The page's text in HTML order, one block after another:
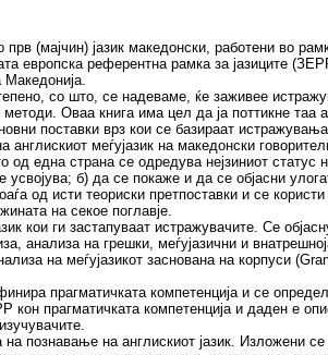
(мајчин) јазик македонски, работени во
европска референтна рамка за јазиците
Македонија.
со што, се надеваме, ќе заживее
Оваа книга има цел да ја поттикне таа
поставки врз кои се базираат
меѓујазик на македонски
една страна се одредува нејзиниот статус
б) да се покаже и да се објасни
од исти теориски претпоставки и се
на секое поглавје.
кои ги застапуваат истражувачите. Се
анализа на грешки, меѓујазични и
на меѓујазикот заснована на корпуси
прагматичката компетенција и се
кон прагматичката компетенција и даден е
познавање на англискиот јазик. Изложени